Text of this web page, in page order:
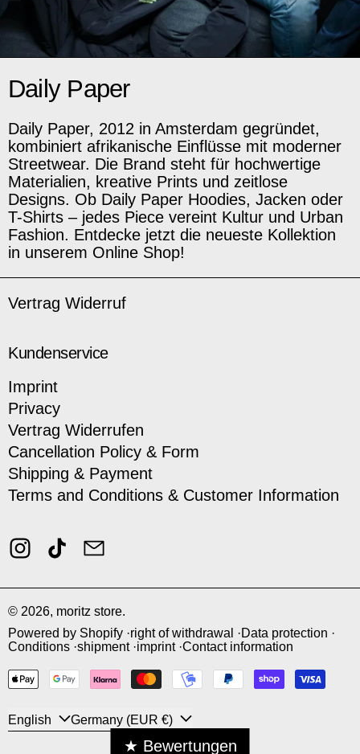
Daily Paper
Daily Paper, 2012 in Amsterdam gegründet,
kombiniert afrikanische Einflüsse mit moderner
Streetwear. Die Brand steht für hochwertige
Materialien, kreative Prints und zeitlose
Designs. Ob Daily Paper Hoodies, Jacken oder
T-Shirts – jedes Piece vereint Kultur und Urban
Fashion. Entdecke jetzt die neueste Kollektion
in unserem Online Shop!
Vertrag Widerruf
Kundenservice
Imprint
Privacy
Vertrag Widerrufen
Cancellation Policy & Form
Shipping & Payment
Terms and Conditions & Customer Information
Instagram
TikTok
© 2026, moritz store.
Powered by Shopify right of withdrawal
Data protection
Conditions shipment imprint Contact information
payment methods
language
English Country/Region
Germany (EUR €)
★ Bewertungen